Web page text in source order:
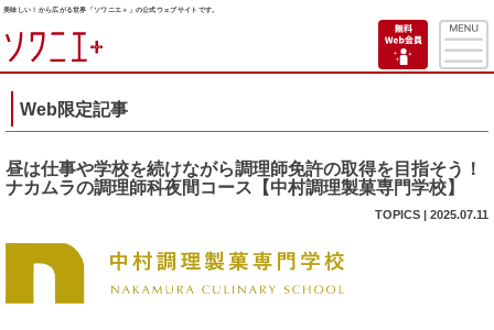
美味しい！から広がる世界「ソワニエ＋」の公式ウェブサイトです。
Web限定記事
昼は仕事や学校を続けながら調理師免許の取得を目指そう！
ナカムラの調理師科夜間コース【中村調理製菓専門学校】
TOPICS | 2025.07.11